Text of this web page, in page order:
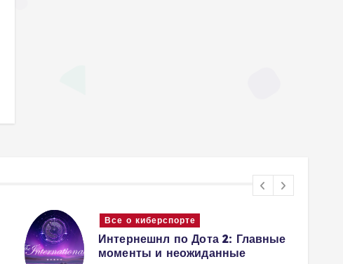
Все о киберспорте
Интернешнл по Дота 2: Главные
моменты и неожиданные